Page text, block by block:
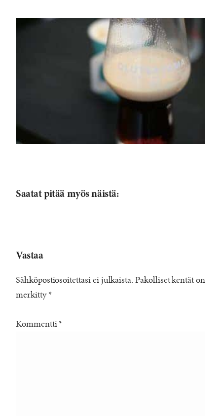
Saatat pitää myös näistä:
Vastaa
Sähköpostiosoitettasi ei julkaista. Pakolliset kentät on
merkitty *
Kommentti *